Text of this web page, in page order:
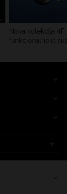
Nova kolekcija
funkcionalnost